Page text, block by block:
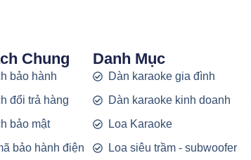
Chung
bảo hành
đổi trả hàng
bảo mật
bảo hành điện
Danh Mục
Dàn karaoke gia đình
Dàn karaoke kinh doanh
Loa Karaoke
Loa siêu trầm - subwoofer